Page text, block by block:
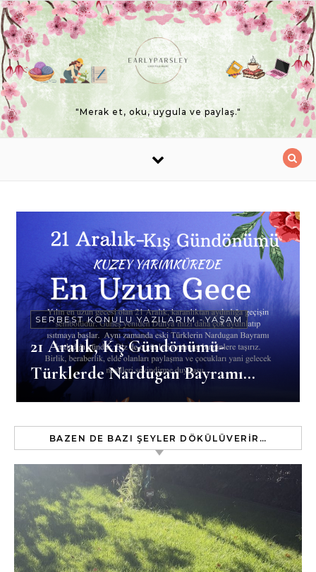
Skip to content
"Merak et, oku, uygula ve paylaş."
SERBEST KONULU YAZILARIM -YAŞAM
21 Aralık, Kış Gündönümü-
Türklerde Nardugan Bayramı…
BAZEN DE BAZI ŞEYLER DÖKÜLÜVERIR…